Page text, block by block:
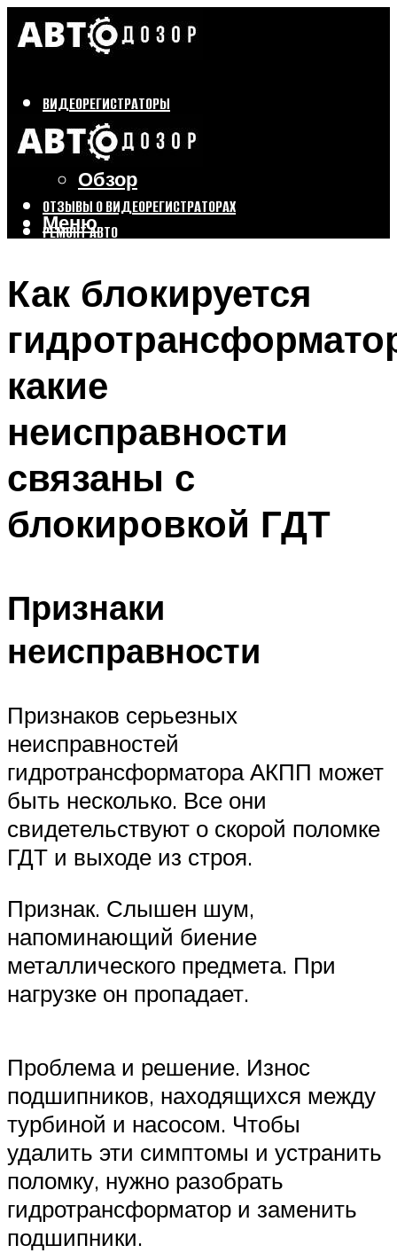
ВИДЕОРЕГИСТРАТОРЫ
Бренды
Выбор
Обзор
ОТЗЫВЫ О ВИДЕОРЕГИСТРАТОРАХ
РЕМОНТ АВТО
Меню
Как блокируется
какие
неисправности
связаны с
блокировкой ГДТ
Признаки
неисправности
Признаков серьезных
неисправностей
гидротрансформатора АКПП может
быть несколько. Все они
свидетельствуют о скорой поломке
ГДТ и выходе из строя.
Признак. Слышен шум,
напоминающий биение
металлического предмета. При
нагрузке он пропадает.
Проблема и решение. Износ
подшипников, находящихся между
турбиной и насосом. Чтобы
удалить эти симптомы и устранить
поломку, нужно разобрать
гидротрансформатор и заменить
подшипники.